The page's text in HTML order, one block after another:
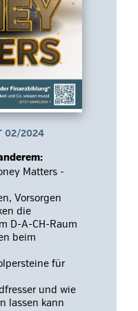
02/2024
Matters -
Vorsorgen
die
D-A-CH-Raum
beim
für
und wie
lassen kann